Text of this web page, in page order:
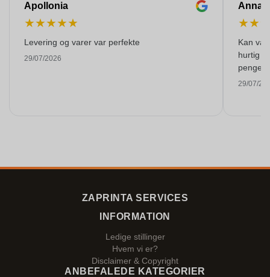
Apollonia
★★★★★
Levering og varer var perfekte
29/07/2026
Anna
★★
Kan
hurtig
29/07/
ZAPRINTA SERVICES
INFORMATION
Ledige stillinger
Hvem vi er?
Disclaimer & Copyright
ANBEFALEDE KATEGORIER